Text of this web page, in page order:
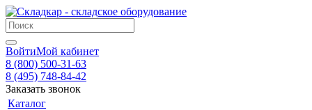
ВойтиМой кабинет
8 (800) 500-31-63
8 (495) 748-84-42
Заказать звонок
Каталог